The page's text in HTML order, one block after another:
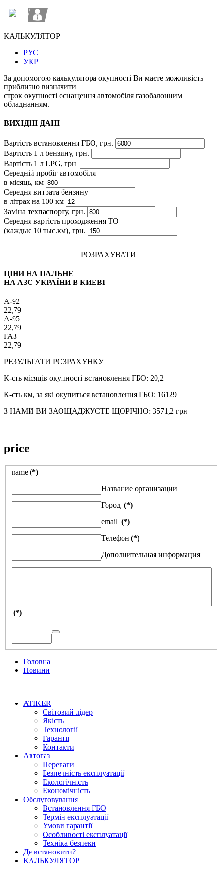
КАЛЬКУЛЯТОР
РУС
УКР
За допомогою калькулятора окупності Ви маєте можливість
приблизно визначити
строк окупності оснащення автомобіля газобалонним
обладнанням.
ВИХІДНІ ДАНІ
Вартість встановлення ГБО, грн.
Вартість 1 л бензину, грн.
Вартість 1 л LPG, грн.
Середній пробіг автомобіля
в місяць, км
Середня витрата бензину
в літрах на 100 км
Заміна техпаспорту, грн.
Середня вартість проходження ТО
(каждые 10 тыс.км), грн.
РОЗРАХУВАТИ
ЦІНИ НА ПАЛЬНЕ
НА АЗС УКРАЇНИ В КИЕВІ
A-92
22,79
A-95
22,79
ГАЗ
22,79
РЕЗУЛЬТАТИ РОЗРАХУНКУ
К-сть місяців окупності встановлення ГБО: 20,2
К-сть км, за які окупиться встановлення ГБО: 16129
З НАМИ ВИ ЗАОЩАДЖУЄТЕ ЩОРІЧНО: 3571,2 грн
price
name(*)
Название организации
Город (*)
email (*)
Телефон (*)
Дополнительная информация
(*)
Головна
Новини
ATIKER
Світовий лідер
Якість
Технології
Гарантії
Контакти
Автогаз
Переваги
Безпечність експлуатації
Екологічність
Економічність
Обслуговування
Встановлення ГБО
Термін експлуатації
Умови гарантії
Особливості експлуатації
Техніка безпеки
Де встановити?
КАЛЬКУЛЯТОР